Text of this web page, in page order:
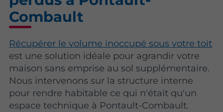
Combault
Récupérer le volume inoccupé sous votre toit
est une solution idéale pour agrandir votre
maison sans emprise au sol supplémentaire.
Nous intervenons sur la structure interne
pour rendre habitable ce qui n'était qu'un
espace technique à Pontault-Combault.